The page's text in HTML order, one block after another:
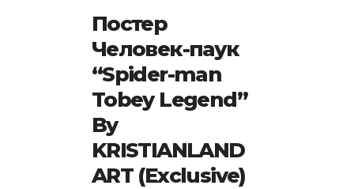
Постер
Человек-паук
“Spider-man
Tobey Legend”
By
KRISTIANLAND
ART (Exclusive)